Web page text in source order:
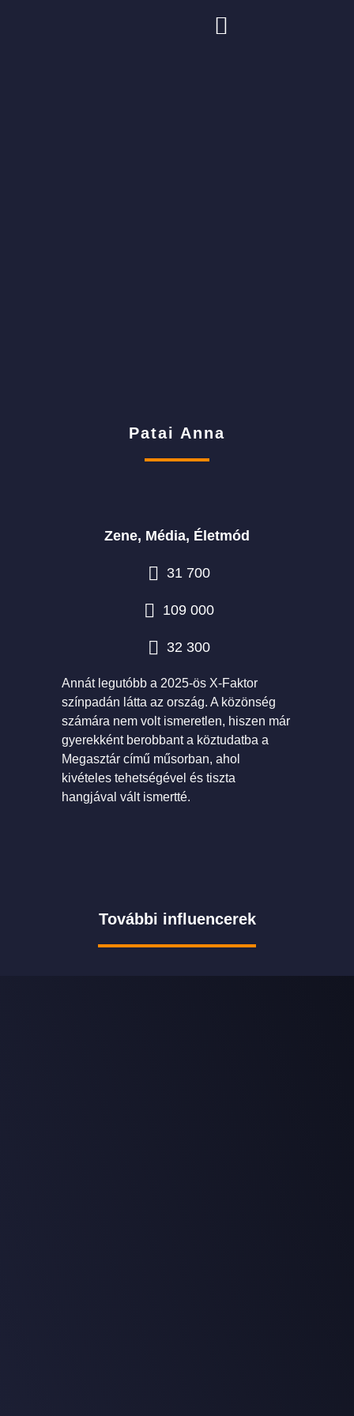
Patai Anna
Zene, Média, Életmód
31 700
109 000
32 300
Annát legutóbb a 2025-ös X-Faktor
színpadán látta az ország. A közönség
számára nem volt ismeretlen, hiszen már
gyerekként berobbant a köztudatba a
Megasztár című műsorban, ahol
kivételes tehetségével és tiszta
hangjával vált ismertté.
További influencerek